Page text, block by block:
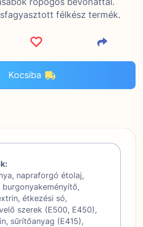
félkész termék.
Kocsiba
napraforgó étolaj,
étkezési só,
szerek (E500, E450),
sűrítőanyag (E415),